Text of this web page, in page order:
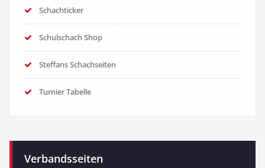
Schachticker
Schulschach Shop
Steffans Schachseiten
Turnier Tabelle
Verbandsseiten